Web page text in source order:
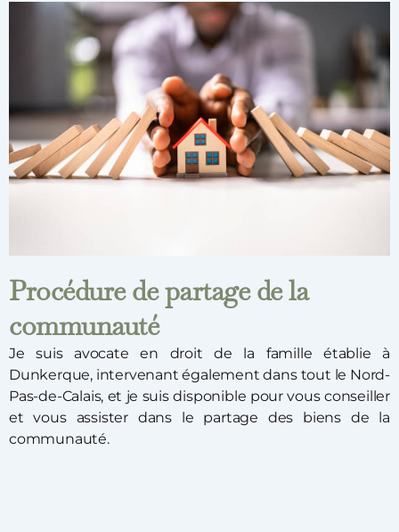
Procédure de partage de la
communauté
Je suis avocate en droit de la famille établie à
Dunkerque, intervenant également dans tout le Nord-
Pas-de-Calais, et je suis disponible pour vous conseiller
et vous assister dans le partage des biens de la
communauté.